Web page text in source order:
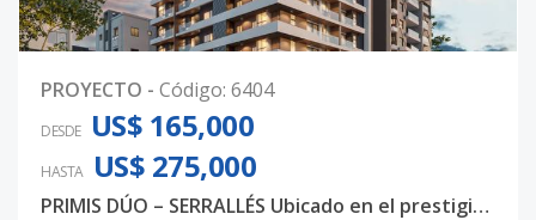
PROYECTO - Código: 6404
DESDE US$ 165,000
HASTA US$ 275,000
PRIMIS DÚO – SERRALLÉS Ubicado en el prestigioso sector Ensanche Serrallés, en Santo Domingo, PRIMIS DÚO